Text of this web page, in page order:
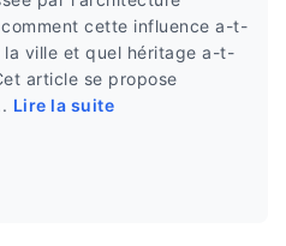
cette influence a-t-
ville et quel héritage a-t-
article se propose
Lire la suite